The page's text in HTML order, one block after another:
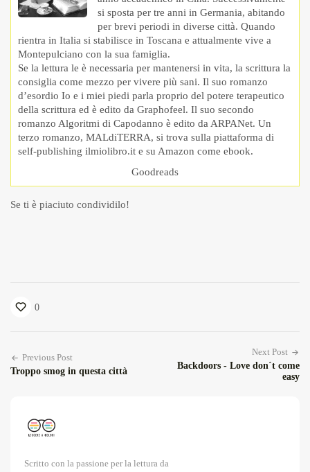
si sposta per tre anni in Germania, abitando
per brevi periodi in diverse città. Quando
rientra in Italia si stabilisce in Toscana e attualmente vive a
Montepulciano con la sua famiglia.
Se la lettura le è necessaria per mantenersi in vita, la scrittura la
consiglia come mezzo per vivere più sani. Il suo romanzo
d’esordio Io e i miei piedi parla proprio del potere terapeutico
della scrittura ed è edito da Graphofeel. Il suo secondo
romanzo Algoritmi di Capodanno è edito da ARPANet. Un
terzo romanzo, MALdiTERRA, si trova sulla piattaforma di
self-publishing ilmiolibro.it e su Amazon come ebook.
Goodreads
Se ti è piaciuto condividilo!
0
Previous Post
Troppo smog in questa città
Next Post
Backdoors - Love don´t come
easy
Scritto con la passione per la lettura da